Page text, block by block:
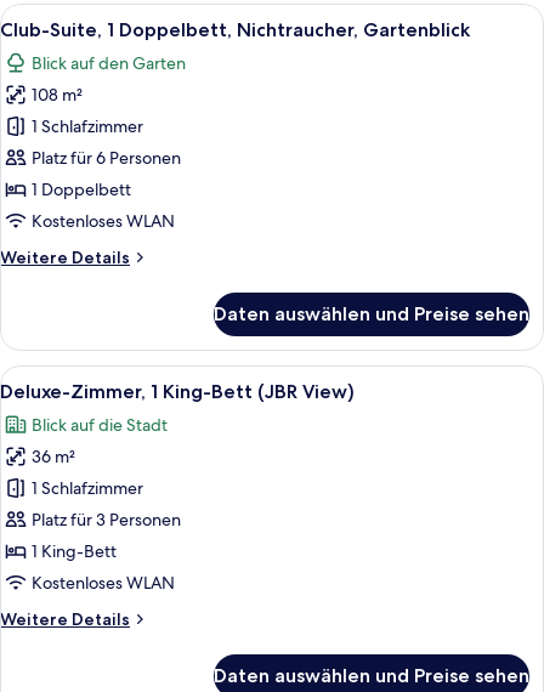
Doppelbett
Alle
Fotos
für
Club-
Suite,
1
Doppelbett,
Nichtraucher,
anzeigen
Ein modernes Hotelzimmer mit
7
Club-Suite, 1 Doppelbett, Nichtraucher, Gartenblick
Blick auf den Garten
108 m²
1 Schlafzimmer
Platz für 6 Personen
1 Doppelbett
Kostenloses WLAN
Weitere Details
Weitere
Suite,
Doppelbett,
Gartenblick
Daten auswählen und Preise sehen
Alle
Fotos
für
Deluxe-
Zimmer,
1 King-
Bett
(JBR
anzeigen
Ein Hotelzimmer mit einem Bett,
11
Deluxe-Zimmer, 1 King-Bett (JBR View)
Blick auf die Stadt
36 m²
1 Schlafzimmer
Platz für 3 Personen
1 King-Bett
Kostenloses WLAN
Weitere Details
Weitere
Daten auswählen und Preise sehen